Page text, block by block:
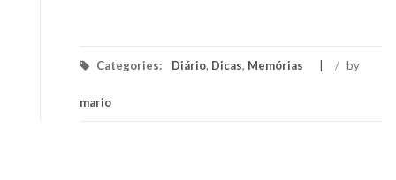
Categories: Diário, Dicas, Memórias / by
mario